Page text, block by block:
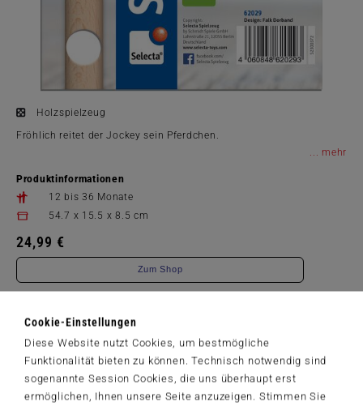
Cookie-Einstellungen
Diese Website nutzt Cookies, um bestmögliche
Funktionalität bieten zu können. Technisch notwendig sind
sogenannte Session Cookies, die uns überhaupt erst
ermöglichen, Ihnen unsere Seite anzuzeigen. Stimmen Sie
Holzspielzeug
Fröhlich reitet der Jockey sein Pferdchen.
Produktinformationen
12 bis 36 Monate
54.7 x 15.5 x 8.5 cm
24,99 €
Zum Shop
Der Schmidt-Spiele-Newsletter
Jetzt anmelden und 5€ Willkommensrabatt sichern